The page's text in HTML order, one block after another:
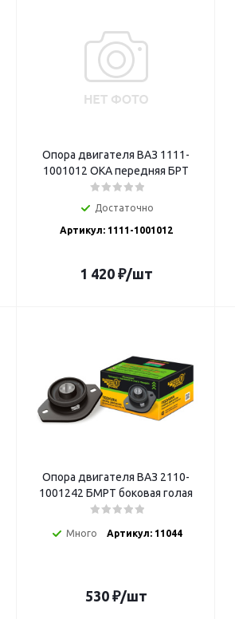
Опора двигателя ВАЗ 1111-
1001012 ОКА передняя БРТ
Достаточно
Артикул: 1111-1001012
1 420₽/шт
Опора двигателя ВАЗ 2110-
1001242 БМРТ боковая голая
Много Артикул: 11044
530₽/шт